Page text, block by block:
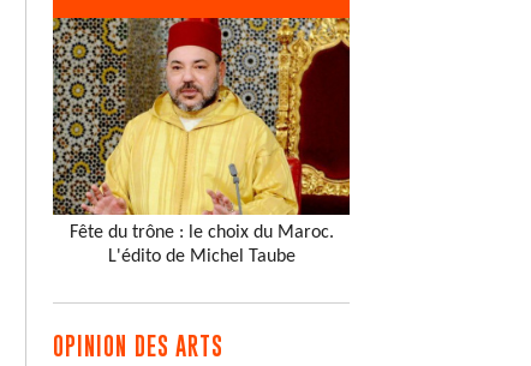
Fête du trône : le choix du Maroc.
L'édito de Michel Taube
OPINION DES ARTS